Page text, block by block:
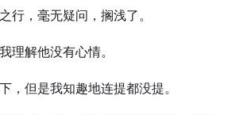
行，毫无疑问，搁浅了。
理解他没有心情。
，但是我知趣地连提都没提。